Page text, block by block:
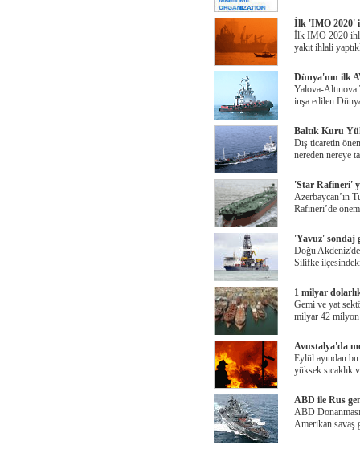
İlk 'IMO 2020'
İlk IMO 2020
yakıt ihlali
Dünya'nın ilk
Yalova-Altınova
inşa edilen
Baltık Kuru
Dış ticaretin
nereden nereye
'Star Rafineri'
Azerbaycan’ın
Rafineri’de
'Yavuz' sondaj
Doğu
Silifke
1 milyar
Gemi ve yat
milyar 42
Avustalya'da
Eylül ayından
yüksek sıcaklık
ABD ile Rus
ABD
Amerikan savaş